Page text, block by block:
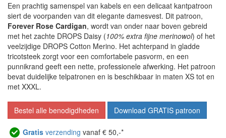
Een prachtig samenspel van kabels en een delicaat kantpatroon
siert de voorpanden van dit elegante damesvest. Dit patroon,
Forever Rose Cardigan, wordt van onder naar boven gebreid
met het zachte DROPS Daisy (100% extra fijne merinowol) of het
veelzijdige DROPS Cotton Merino. Het achterpand in gladde
tricotsteek zorgt voor een comfortabele pasvorm, en een
punnikrand geeft een nette, professionele afwerking. Het patroon
bevat duidelijke telpatronen en is beschikbaar in maten XS tot en
met XXXL.
Bestel alle benodigdheden Download GRATIS patroon
Gratis verzending vanaf € 50,-*